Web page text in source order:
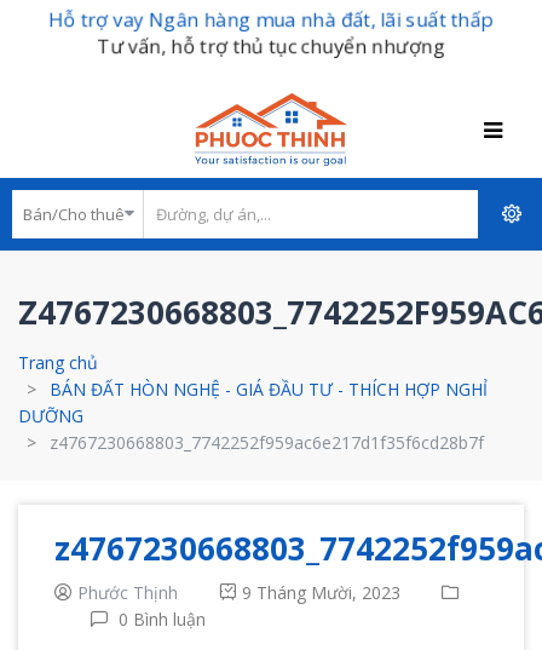
Hỗ trợ vay Ngân hàng mua nhà đất, lãi suất thấp
Tư vấn, hỗ trợ thủ tục chuyển nhượng
Trang chủ
BÁN ĐẤT HÒN NGHỆ - GIÁ ĐẦU TƯ - THÍCH HỢP NGHỈ
DƯỠNG
z4767230668803_7742252f959ac6e217d1f35f6cd28b7f
Phước Thịnh
9 Tháng Mười, 2023
0 Bình luận